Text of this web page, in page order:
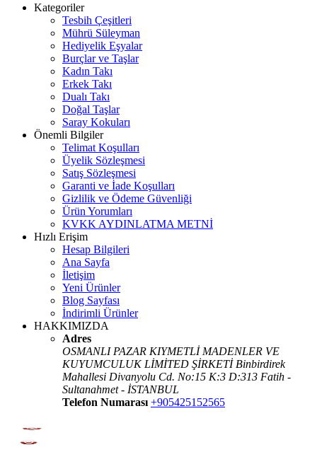
Kategoriler
Tesbih Çeşitleri
Mührü Süleyman
Hediyelik Eşyalar
Burçlar ve Taşlar
Kadın Takı
Erkek Takı
Dualı Takı
Doğal Taşlar
Saray Kokuları
Önemli Bilgiler
Telimat Koşulları
Üyelik Sözleşmesi
Satış Sözleşmesi
Garanti ve İade Koşulları
Gizlilik ve Ödeme Güvenliği
Ürün Yorumları
KVKK AYDINLATMA METNİ
Hızlı Erişim
Hesap Bilgileri
Ana Sayfa
İletişim
Yeni Ürünler
Blog Sayfası
İndirimli Ürünler
HAKKIMIZDA
Adres
OSMANLI PAZAR KIYMETLİ MADENLER VE
KUYUMCULUK LİMİTED ŞİRKETİ Binbirdirek
Mahallesi Divanyolu Cd. No:15 K:3 D:313 Fatih -
Sultanahmet - İSTANBUL
Telefon Numarası +905425152565